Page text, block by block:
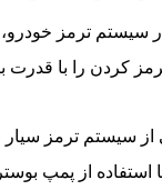
سیستم ترمز
کردن را با قدرت
سیستم ترمز سیار
استفاده از پمپ